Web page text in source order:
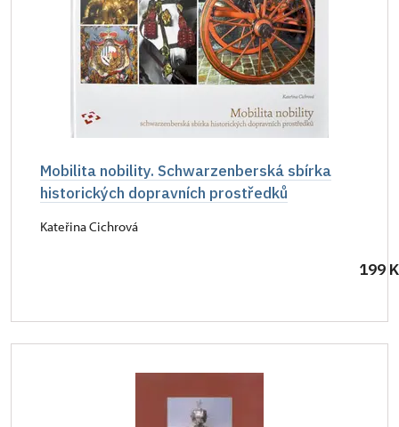
Mobilita nobility. Schwarzenberská sbírka
historických dopravních prostředků
Kateřina Cichrová
199